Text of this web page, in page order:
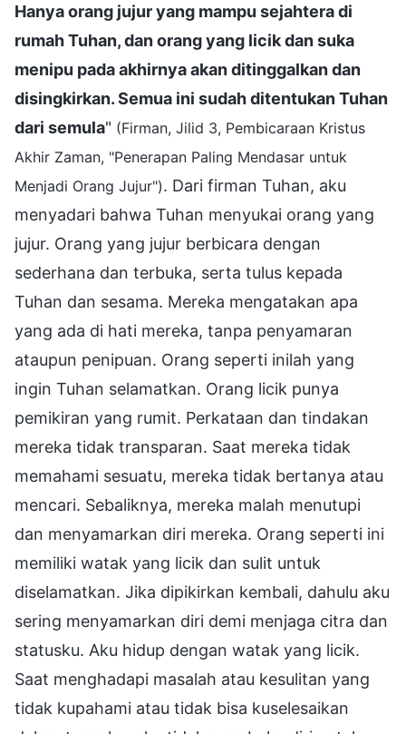
Hanya orang jujur yang mampu sejahtera di
rumah Tuhan, dan orang yang licik dan suka
menipu pada akhirnya akan ditinggalkan dan
disingkirkan. Semua ini sudah ditentukan Tuhan
dari semula" (Firman, Jilid 3, Pembicaraan Kristus
Akhir Zaman, "Penerapan Paling Mendasar untuk
Menjadi Orang Jujur"). Dari firman Tuhan, aku
menyadari bahwa Tuhan menyukai orang yang
jujur. Orang yang jujur berbicara dengan
sederhana dan terbuka, serta tulus kepada
Tuhan dan sesama. Mereka mengatakan apa
yang ada di hati mereka, tanpa penyamaran
ataupun penipuan. Orang seperti inilah yang
ingin Tuhan selamatkan. Orang licik punya
pemikiran yang rumit. Perkataan dan tindakan
mereka tidak transparan. Saat mereka tidak
memahami sesuatu, mereka tidak bertanya atau
mencari. Sebaliknya, mereka malah menutupi
dan menyamarkan diri mereka. Orang seperti ini
memiliki watak yang licik dan sulit untuk
diselamatkan. Jika dipikirkan kembali, dahulu aku
sering menyamarkan diri demi menjaga citra dan
statusku. Aku hidup dengan watak yang licik.
Saat menghadapi masalah atau kesulitan yang
tidak kupahami atau tidak bisa kuselesaikan